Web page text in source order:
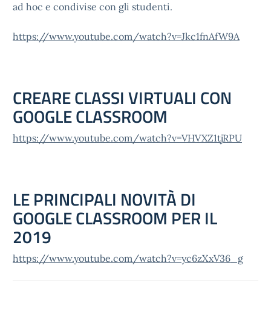
ad hoc e condivise con gli studenti.
https://www.youtube.com/watch?v=Jkc1fnAfW9A
CREARE CLASSI VIRTUALI CON
GOOGLE CLASSROOM
https://www.youtube.com/watch?v=VHVXZ1tjRPU
LE PRINCIPALI NOVITÀ DI
GOOGLE CLASSROOM PER IL
2019
https://www.youtube.com/watch?v=yc6zXxV36_g